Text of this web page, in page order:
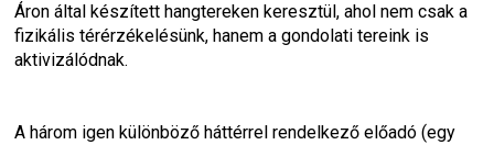
Áron által készített hangtereken keresztül, ahol nem csak a
fizikális térérzékelésünk, hanem a gondolati tereink is
aktivizálódnak.
A három igen különböző háttérrel rendelkező előadó (egy